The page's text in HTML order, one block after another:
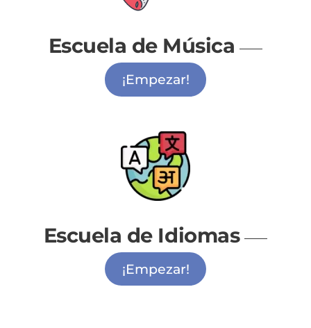
Escuela de Música
¡Empezar!
Escuela de Idiomas
¡Empezar!